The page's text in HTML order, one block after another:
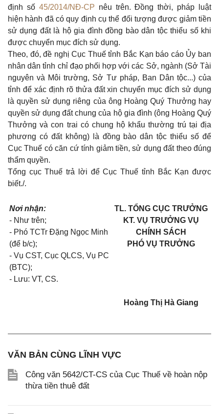
định số 45/2014/NĐ-CP nêu trên. Đồng thời, pháp luật
hiện hành đã có quy định cụ thể đối tượng được giảm tiền
sử dụng đất là hộ gia đình đồng bào dân tộc thiểu số khi
được chuyển mục đích sử dụng.
Theo, đó, đề nghị Cục Thuế tỉnh Bắc Kạn báo cáo Ủy ban
nhân dân tỉnh chỉ đạo phối hợp với các Sở, ngành (Sở Tài
nguyên và Môi trường, Sở Tư pháp, Ban Dân tộc...) của
tỉnh để xác định rõ thửa đất xin chuyển mục đích sử dụng
là quyền sử dụng riêng của ông Hoàng Quý Thưởng hay
quyền sử dụng đất chung của hộ gia đình (ông Hoàng Quý
Thưởng và con trai có chung hộ khẩu thường trú tại địa
phương có đất không) là đồng bào dân tộc thiểu số để
Cục Thuế có căn cứ tính giảm tiền, sử dụng đất theo đúng
thẩm quyền.
Tổng cục Thuế trả lời để Cục Thuế tỉnh Bắc Kạn được
biết./.
Nơi nhận:
- Như trên;
- Phó TCTr Đặng Ngọc Minh
(để b/c);
- Vụ CST, Cục QLCS, Vụ PC
(BTC);
- Lưu: VT, CS.
TL. TỔNG CỤC TRƯỞNG
KT. VỤ TRƯỞNG VỤ
CHÍNH SÁCH
PHÓ VỤ TRƯỞNG
Hoàng Thị Hà Giang
VĂN BẢN CÙNG LĨNH VỰC
Công văn 5642/CT-CS của Cục Thuế về hoàn nộp
thừa tiền thuê đất